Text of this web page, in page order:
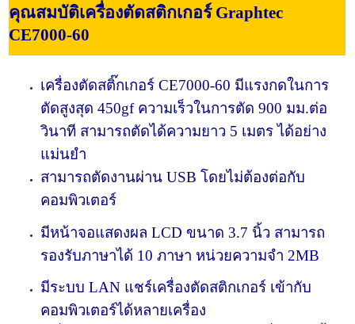
คุณสมบัติเครื่องตัดสติกเกอร์ Graphtec
CE7000-60
เครื่องตัดสติ๊กเกอร์ CE7000-60 มีแรงกดในการ
ตัดสูงสุด 450gf ความเร็วในการตัด 900 มม.ต่อ
วินาที สามารถตัดได้ความยาว 5 เมตร ได้อย่าง
แม่นยำ
สามารถตัดงานผ่าน USB โดยไม่ต้องต่อกับ
คอมพิวเตอร์
มีหน้าจอแสดงผล LCD ขนาด 3.7 นิ้ว สามารถ
รองรับภาษาได้ 10 ภาษา หน่วยความจำ 2MB
มีระบบ LAN แชร์เครื่องตัดสติกเกอร์ เข้ากับ
คอมพิวเตอร์ได้หลายเครื่อง